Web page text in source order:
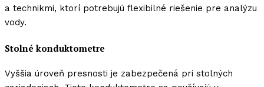
a technikmi, ktorí potrebujú flexibilné riešenie pre analýzu
vody.
Stolné konduktometre
Vyššia úroveň presnosti je zabezpečená pri stolných